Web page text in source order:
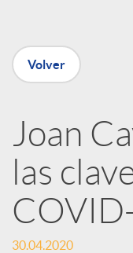
n
R
e
d
Volver
Joan
las
30.04.2020